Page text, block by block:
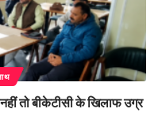
तो बीकेटीसी के खिलाफ उग्र